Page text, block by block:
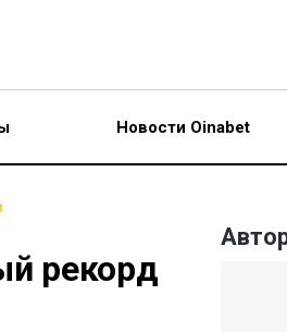
Новости Oinabet
рекорд